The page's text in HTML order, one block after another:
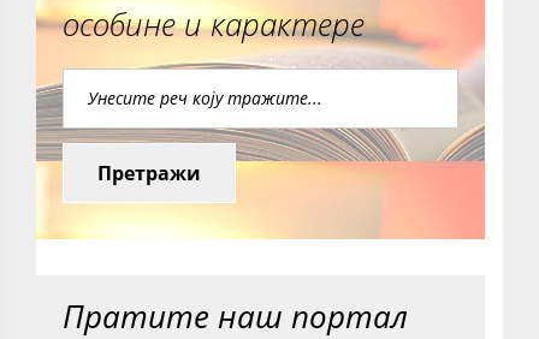
особине и карактере
Претражи
Пратите наш портал